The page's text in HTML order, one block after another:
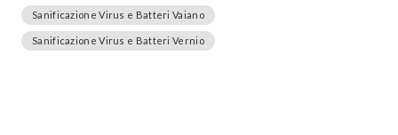
Sanificazione Virus e Batteri Vaiano
Sanificazione Virus e Batteri Vernio